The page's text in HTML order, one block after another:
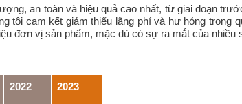
an toàn và hiệu quả cao nhất, từ giai đoạn
tôi cam kết giảm thiểu lãng phí và hư hỏng trong
đơn vị sản phẩm, mặc dù có sự ra mắt của nhiều
2022 2023